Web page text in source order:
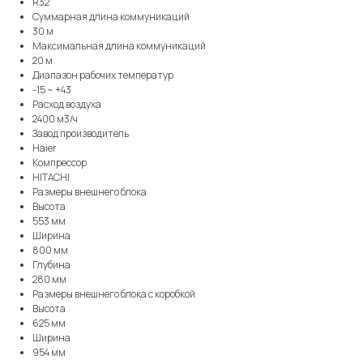
Суммарная длина коммуникаций
30 м
Максимальная длина коммуникаций
20 м
Диапазон рабочих температур
-15 ~ +43
Расход воздуха
2400 м3/ч
Завод производитель
Haier
Компрессор
HITACHI
Размеры внешнего блока
Высота
553 мм
Ширина
800 мм
Глубина
280 мм
Размеры внешнего блока с коробкой
Высота
625 мм
Ширина
954 мм